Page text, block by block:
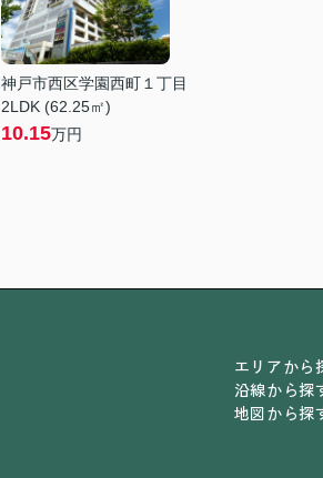
神戸市西区学園西町１丁目
2LDK (62.25㎡)
10.15万円
エリアから
沿線から探
地図から探